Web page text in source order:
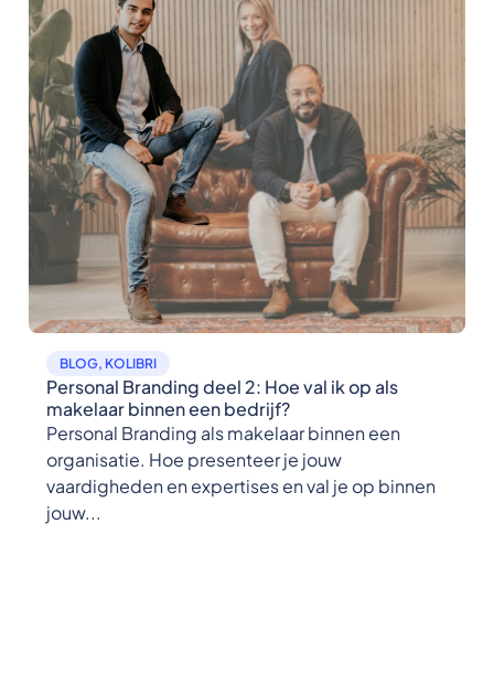
BLOG, KOLIBRI
Personal Branding deel 2: Hoe val ik op als
makelaar binnen een bedrijf?
Personal Branding als makelaar binnen een
organisatie. Hoe presenteer je jouw
vaardigheden en expertises en val je op binnen
jouw...